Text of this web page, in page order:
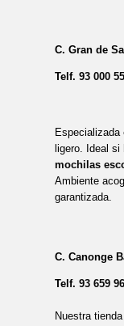
C. Gran de
Telf. 93 000
Especializada
ligero. Ideal si
mochilas
Ambiente
garantizada.
C. Canonge
Telf. 93 659
Nuestra